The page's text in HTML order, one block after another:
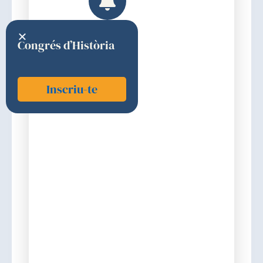
Congrés d’Història
Inscriu-te